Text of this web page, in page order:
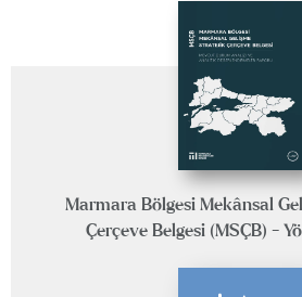
Marmara Bölgesi Mekânsal
Çerçeve Belgesi (MSÇB) -